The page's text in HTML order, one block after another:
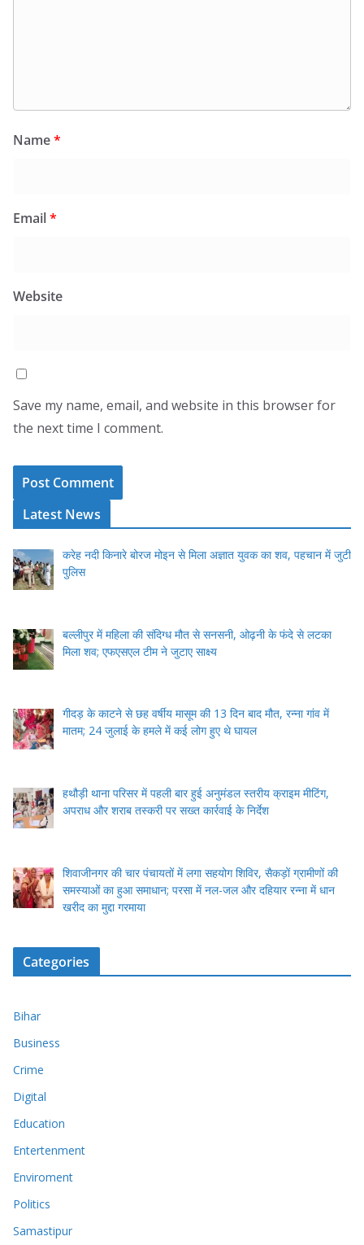
Name*
Email*
Website
Save my name, email, and website in this browser for
the next time I comment.
Latest News
करेह नदी किनारे बोरज मोइन से मिला अज्ञात युवक का शव, पहचान में जुटी
पुलिस
बल्लीपुर में महिला की संदिग्ध मौत से सनसनी, ओढ़नी के फंदे से लटका
मिला शव; एफएसएल टीम ने जुटाए साक्ष्य
गीदड़ के काटने से छह वर्षीय मासूम की 13 दिन बाद मौत, रन्ना गांव में
मातम; 24 जुलाई के हमले में कई लोग हुए थे घायल
हथौड़ी थाना परिसर में पहली बार हुई अनुमंडल स्तरीय क्राइम मीटिंग,
अपराध और शराब तस्करी पर सख्त कार्रवाई के निर्देश
शिवाजीनगर की चार पंचायतों में लगा सहयोग शिविर, सैकड़ों ग्रामीणों की
समस्याओं का हुआ समाधान; परसा में नल-जल और दहियार रन्ना में धान
खरीद का मुद्दा गरमाया
Categories
Bihar
Business
Crime
Digital
Education
Entertenment
Enviroment
Politics
Samastipur